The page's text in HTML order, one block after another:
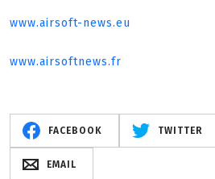
www.airsoft-news.eu
www.airsoftnews.fr
FACEBOOK TWITTER
EMAIL